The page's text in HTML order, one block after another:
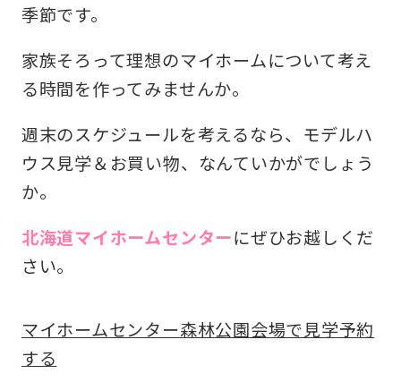
季節です。
家族そろって理想のマイホームについて考え
る時間を作ってみませんか。
週末のスケジュールを考えるなら、モデルハ
ウス見学＆お買い物、なんていかがでしょう
か。
北海道マイホームセンターにぜひお越しくだ
さい。
マイホームセンター森林公園会場で見学予約
する